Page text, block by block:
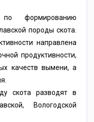
формированию
породы скота.
направлена
продуктивности,
качеств вымени, а
скота разводят в
Вологодской